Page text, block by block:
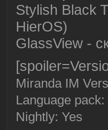
Stylish Black
HierOS)
GlassView -
Miranda IM
Language
Nightly: Yes